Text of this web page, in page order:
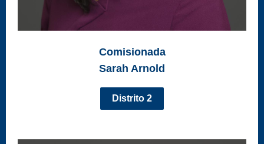
Comisionada
Sarah Arnold
Distrito 2